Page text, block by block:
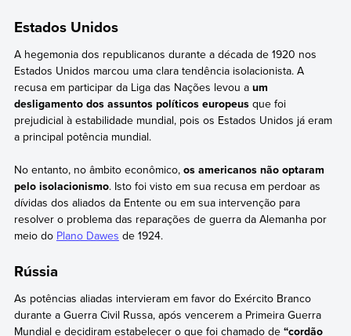
Estados Unidos
A hegemonia dos republicanos durante a década de 1920 nos
Estados Unidos marcou uma clara tendência isolacionista. A
recusa em participar da Liga das Nações levou a um
desligamento dos assuntos políticos europeusque foi
prejudicial à estabilidade mundial, pois os Estados Unidos já eram
a principal potência mundial.
No entanto, no âmbito econômico, os americanos não optaram
pelo isolacionismo. Isto foi visto em sua recusa em perdoar as
dívidas dos aliados da Entente ou em sua intervenção para
resolver o problema das reparações de guerra da Alemanha por
meio do Plano Dawes de 1924.
Rússia
As potências aliadas intervieram em favor do Exército Branco
durante a Guerra Civil Russa, após vencerem a Primeira Guerra
Mundial e decidiram estabelecer o que foi chamado de “cordão